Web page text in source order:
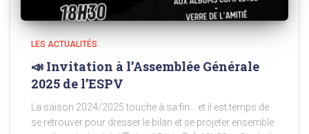
LES ACTUALITÉS
📣 Invitation à l’Assemblée Générale
2025 de l’ESPV
La saison 2024/2025 touche à sa fin… et il est temps de
se retrouver pour dresser le bilan et se projeter ensemble